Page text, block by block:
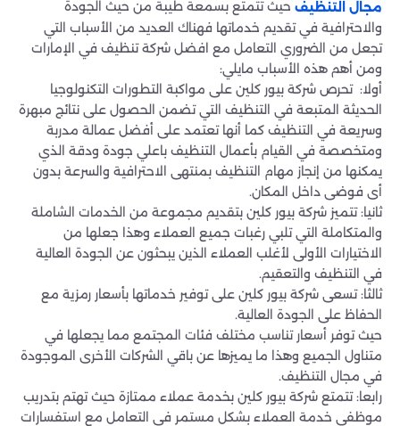
مجال التنظيف حيث تتمتع بسمعة طيبة من حيث الجودة
والاحترافية في تقديم خدماتها فهناك العديد من الأسباب التي
تجعل من الضروري التعامل مع افضل شركة تنظيف في الإمارات
ومن أهم هذه الأسباب مايلي:
أولا: تحرص شركة بيور كلين على مواكبة التطورات التكنولوجيا
الحديثة المتبعة في التنظيف التي تضمن الحصول على نتائج مبهرة
وسريعة في التنظيف كما أنها تعتمد على أفضل عمالة مدربة
ومتخصصة في القيام بأعمال التنظيف باعلي جودة ودقة الذي
يمكنها من إنجاز مهام التنظيف بمنتهى الاحترافية والسرعة بدون
أى فوضى داخل المكان.
ثانيا: تتميز شركة بيور كلين بتقديم مجموعة من الخدمات الشاملة
والمتكاملة التي تلبي رغبات جميع العملاء وهذا جعلها من
الاختيارات الأولى لأغلب العملاء الذين يبحثون عن الجودة العالية
في التنظيف والتعقيم.
ثالثا: تسعى شركة بيور كلين على توفير خدماتها بأسعار رمزية مع
الحفاظ على الجودة العالية.
حيث توفر أسعار تناسب مختلف فئات المجتمع مما يجعلها في
متناول الجميع وهذا ما يميزها عن باقي الشركات الأخرى الموجودة
في مجال التنظيف.
رابعا: تتمتع شركة بيور كلين بخدمة عملاء ممتازة حيث تهتم بتدريب
موظفي خدمة العملاء بشكل مستمر في التعامل مع استفسارات